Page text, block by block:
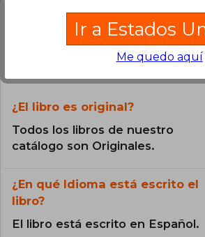
Preguntas frecuentes
¿El libro es original?
Todos los libros de nuestro
catálogo son Originales.
¿En qué Idioma está escrito el
libro?
El libro está escrito en Español.
Ir a Estados
Me quedo aquí